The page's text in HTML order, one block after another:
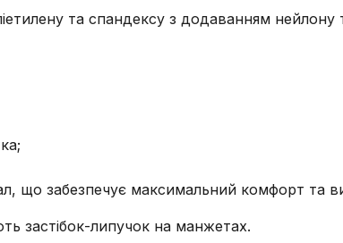
та спандексу з додаванням
що забезпечує максимальний комфорт та
застібок-липучок на манжетах.